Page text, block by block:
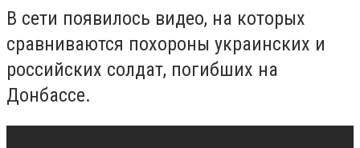
В сети появилось видео, на которых
сравниваются похороны украинских и
российских солдат, погибших на
Донбассе.